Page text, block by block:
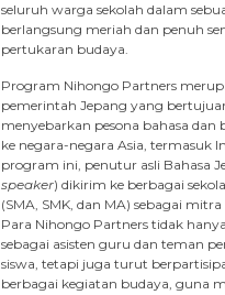
seluruh warga sekolah dalam
berlangsung meriah dan penuh
pertukaran budaya.
Program Nihongo Partners
pemerintah Jepang yang
menyebarkan pesona bahasa dan
ke negara-negara Asia, termasuk
program ini, penutur asli Bahasa
speaker) dikirim ke berbagai
(SMA, SMK, dan MA) sebagai
Para Nihongo Partners tidak
sebagai asisten guru dan teman
siswa, tetapi juga turut
berbagai kegiatan budaya, guna